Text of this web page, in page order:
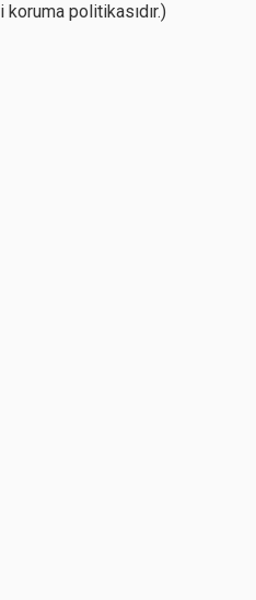
politikasıdır.)